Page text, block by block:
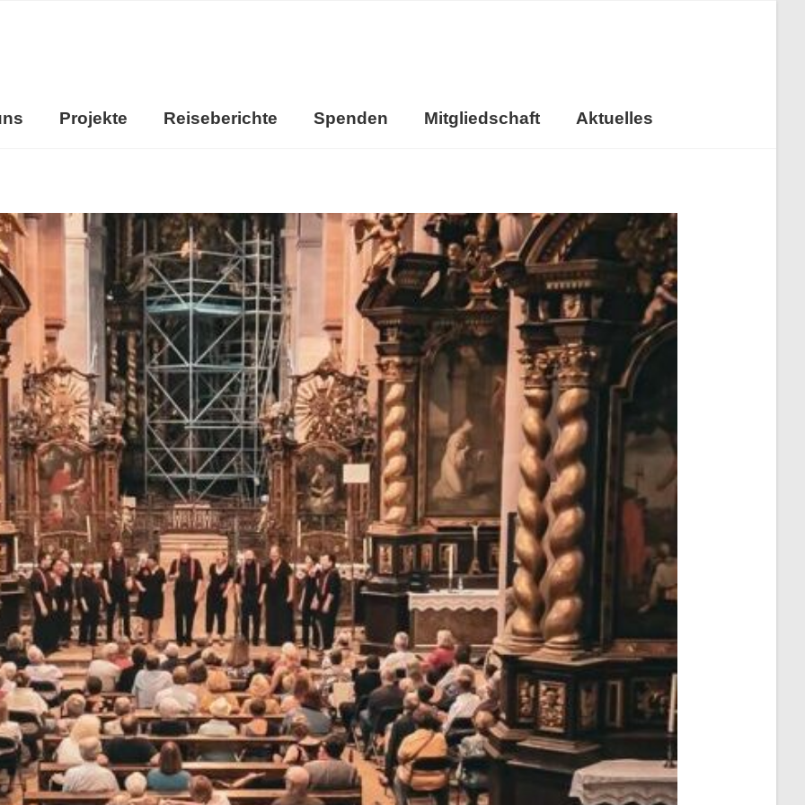
Projekte Reiseberichte Spenden Mitgliedschaft Aktuelles